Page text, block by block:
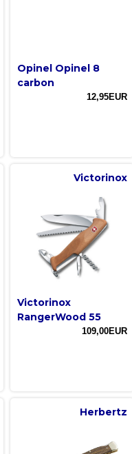
Opinel Opinel 8
carbon
12,95EUR
Victorinox
Victorinox
RangerWood 55
109,00EUR
Herbertz